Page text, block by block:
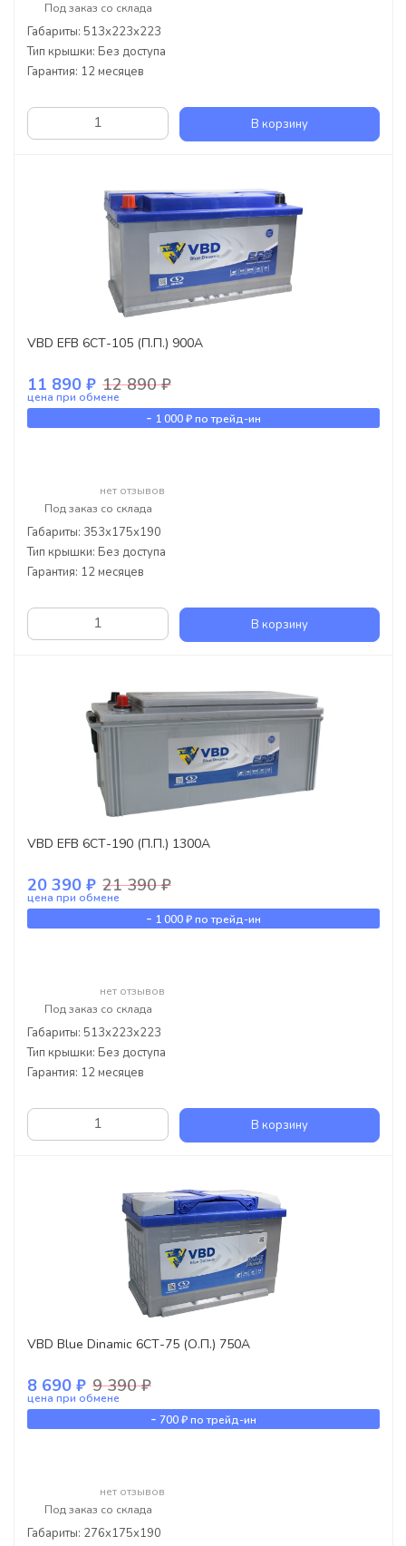
Под заказ со склада
Габариты: 513x223x223
Тип крышки: Без доступа
Гарантия: 12 месяцев
В корзину
VBD EFB 6СТ-105 (П.П.) 900А
11 890 ₽ 12 890 ₽
цена при обмене
- 1 000 ₽по трейд-ин
нет отзывов
Под заказ со склада
Габариты: 353x175x190
Тип крышки: Без доступа
Гарантия: 12 месяцев
В корзину
VBD EFB 6СТ-190 (П.П.) 1300А
20 390 ₽ 21 390 ₽
цена при обмене
- 1 000 ₽по трейд-ин
нет отзывов
Под заказ со склада
Габариты: 513x223x223
Тип крышки: Без доступа
Гарантия: 12 месяцев
В корзину
VBD Blue Dinamic 6СТ-75 (О.П.) 750А
8 690 ₽ 9 390 ₽
цена при обмене
- 700 ₽по трейд-ин
нет отзывов
Под заказ со склада
Габариты: 276x175x190